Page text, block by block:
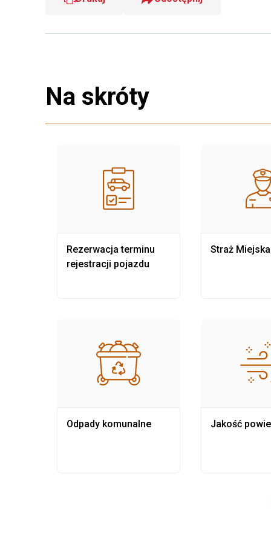
Na skróty
Rezerwacja terminu
rejestracji pojazdu
Odpady komunalne
Straż Miejska
Jakość